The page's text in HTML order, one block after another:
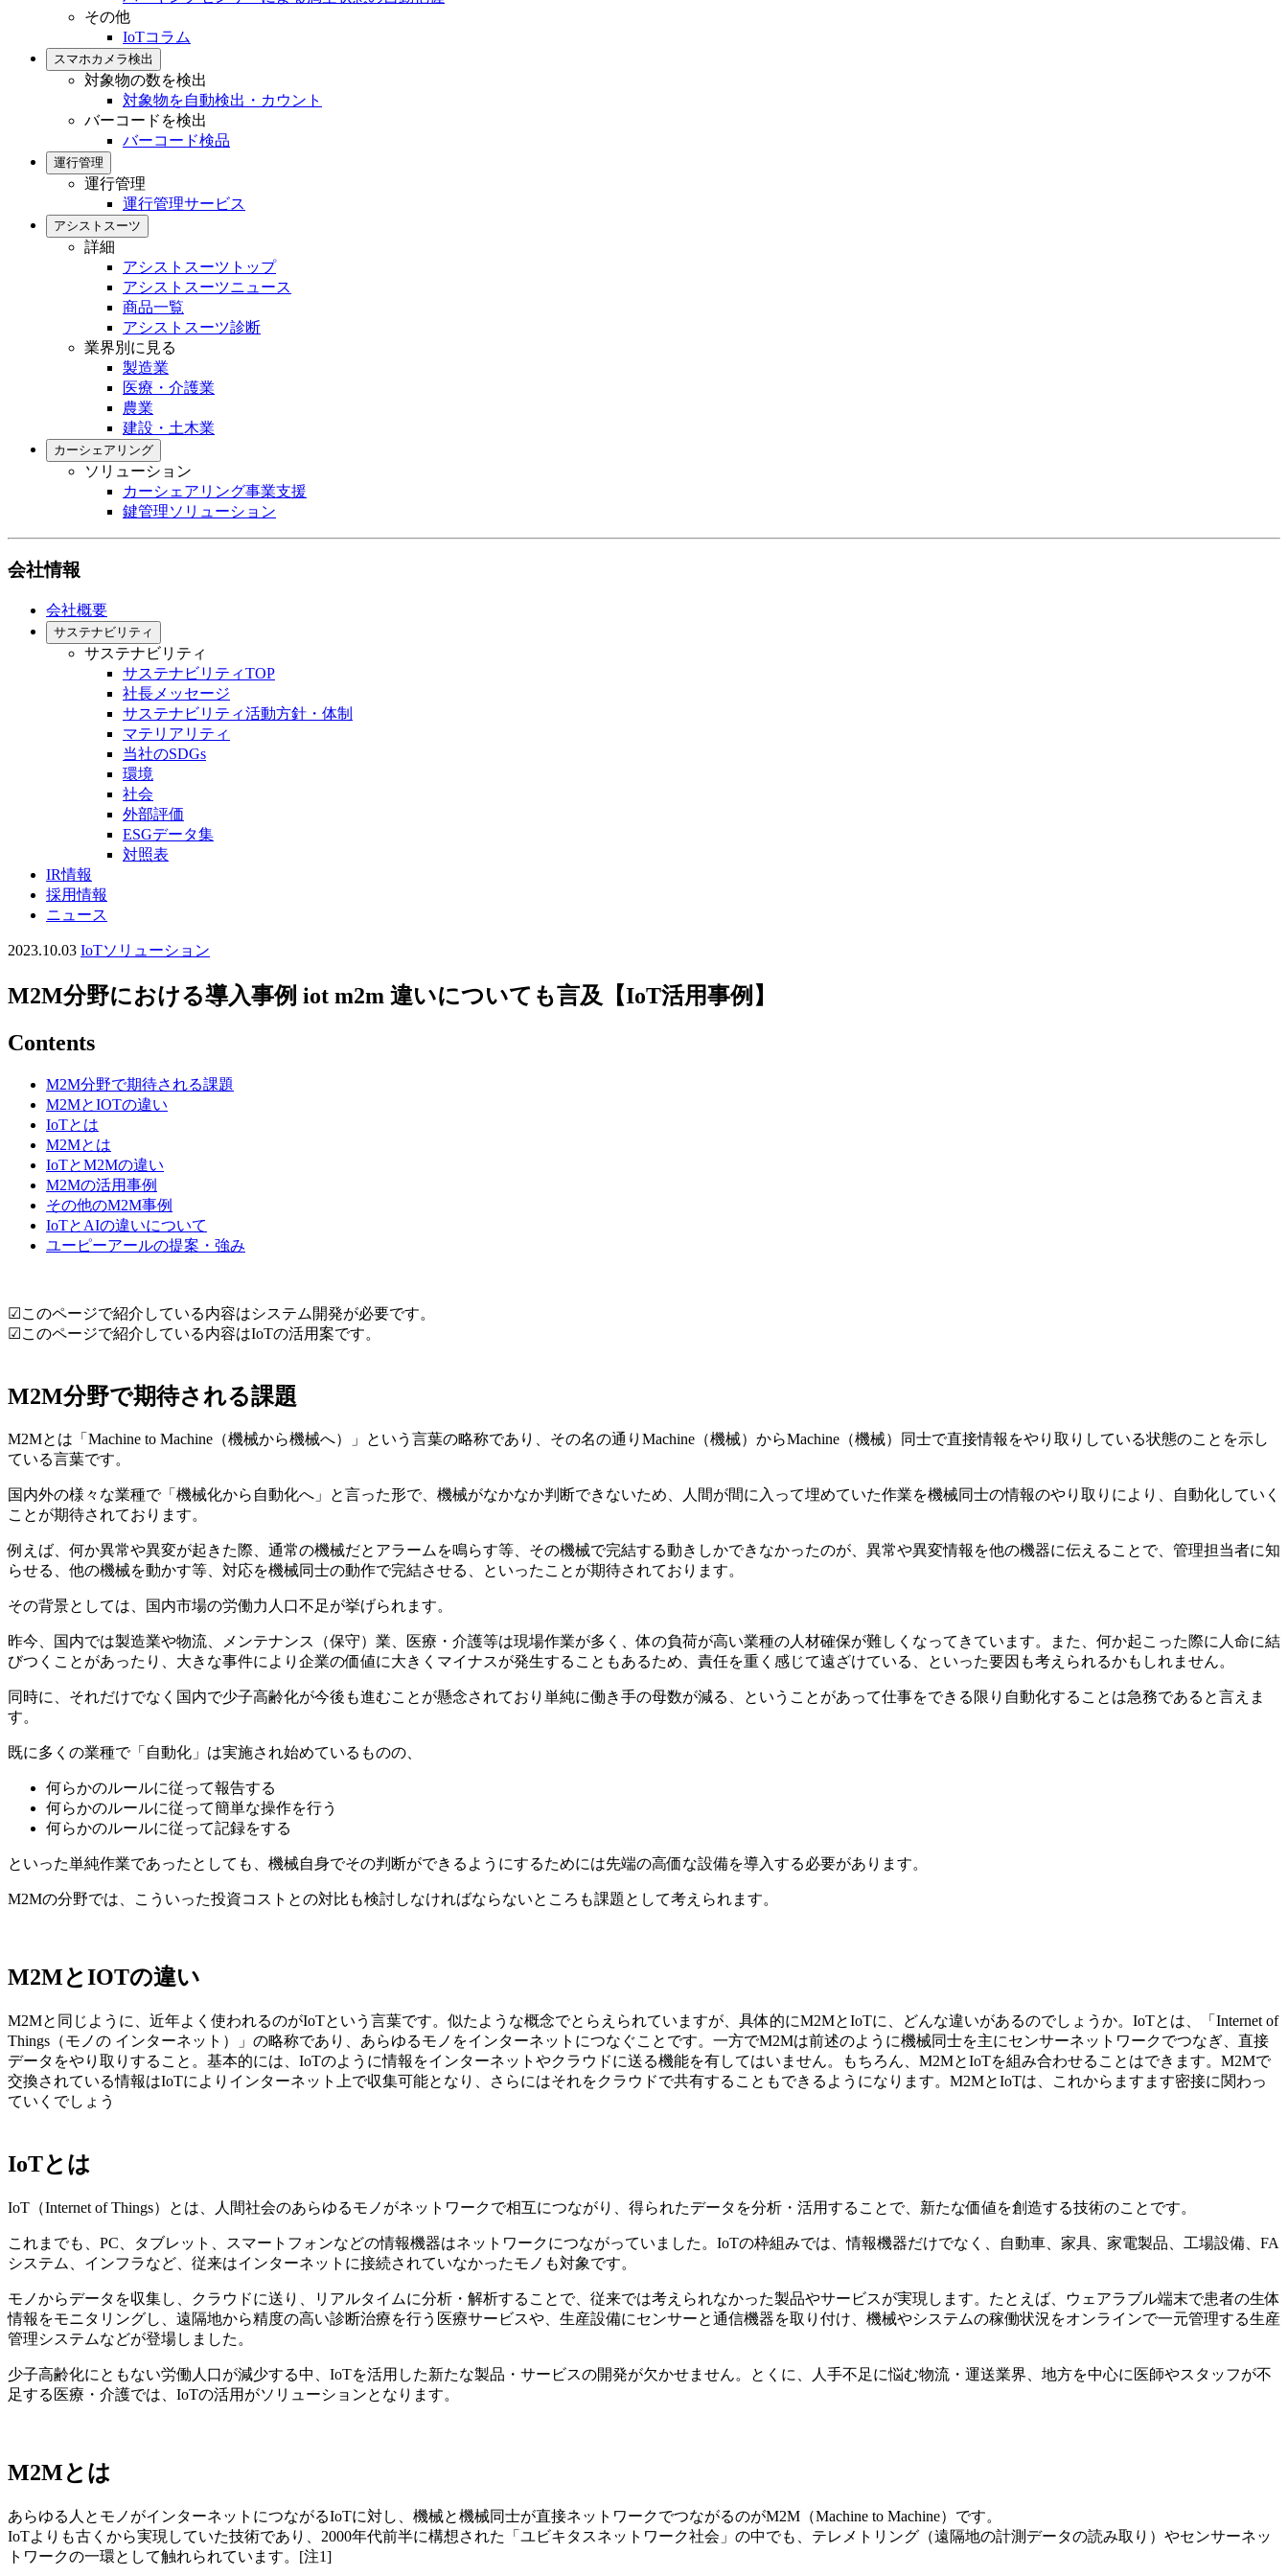
その他
IoTコラム
スマホカメラ検出
対象物の数を検出
対象物を自動検出・カウント
バーコードを検出
バーコード検品
運行管理
運行管理
運行管理サービス
アシストスーツ
詳細
アシストスーツトップ
アシストスーツニュース
商品一覧
アシストスーツ診断
業界別に見る
製造業
医療・介護業
農業
建設・土木業
カーシェアリング
ソリューション
カーシェアリング事業支援
鍵管理ソリューション
会社情報
会社概要
サステナビリティ
サステナビリティ
サステナビリティTOP
社長メッセージ
サステナビリティ活動方針・体制
マテリアリティ
当社のSDGs
環境
社会
外部評価
ESGデータ集
対照表
IR情報
採用情報
ニュース
2023.10.03 IoTソリューション
M2M分野における導入事例 iot m2m 違いについても言及【IoT活用事例】
Contents
M2M分野で期待される課題
M2MとIOTの違い
IoTとは
M2Mとは
IoTとM2Mの違い
M2Mの活用事例
その他のM2M事例
IoTとAIの違いについて
ユーピーアールの提案・強み
☑このページで紹介している内容はシステム開発が必要です。
☑このページで紹介している内容はIoTの活用案です。
M2M分野で期待される課題
M2Mとは「Machine to Machine（機械から機械へ）」という言葉の略称であり、その名の通りMachine（機械）からMachine（機械）同士で直接情報をやり取りしている状態のことを示し
ている言葉です。
国内外の様々な業種で「機械化から自動化へ」と言った形で、機械がなかなか判断できないため、人間が間に入って埋めていた作業を機械同士の情報のやり取りにより、自動化していく
ことが期待されております。
例えば、何か異常や異変が起きた際、通常の機械だとアラームを鳴らす等、その機械で完結する動きしかできなかったのが、異常や異変情報を他の機器に伝えることで、管理担当者に知
らせる、他の機械を動かす等、対応を機械同士の動作で完結させる、といったことが期待されております。
その背景としては、国内市場の労働力人口不足が挙げられます。
昨今、国内では製造業や物流、メンテナンス（保守）業、医療・介護等は現場作業が多く、体の負荷が高い業種の人材確保が難しくなってきています。また、何か起こった際に人命に結
びつくことがあったり、大きな事件により企業の価値に大きくマイナスが発生することもあるため、責任を重く感じて遠ざけている、といった要因も考えられるかもしれません。
同時に、それだけでなく国内で少子高齢化が今後も進むことが懸念されており単純に働き手の母数が減る、ということがあって仕事をできる限り自動化することは急務であると言えま
す。
既に多くの業種で「自動化」は実施され始めているものの、
何らかのルールに従って報告する
何らかのルールに従って簡単な操作を行う
何らかのルールに従って記録をする
といった単純作業であったとしても、機械自身でその判断ができるようにするためには先端の高価な設備を導入する必要があります。
M2Mの分野では、こういった投資コストとの対比も検討しなければならないところも課題として考えられます。
M2MとIOTの違い
M2Mと同じように、近年よく使われるのがIoTという言葉です。似たような概念でとらえられていますが、具体的にM2MとIoTに、どんな違いがあるのでしょうか。IoTとは、「Internet of
Things（モノの インターネット）」の略称であり、あらゆるモノをインターネットにつなぐことです。一方でM2Mは前述のように機械同士を主にセンサーネットワークでつなぎ、直接
データをやり取りすること。基本的には、IoTのように情報をインターネットやクラウドに送る機能を有してはいません。もちろん、M2MとIoTを組み合わせることはできます。M2Mで
交換されている情報はIoTによりインターネット上で収集可能となり、さらにはそれをクラウドで共有することもできるようになります。M2MとIoTは、これからますます密接に関わっ
ていくでしょう
IoTとは
IoT（Internet of Things）とは、人間社会のあらゆるモノがネットワークで相互につながり、得られたデータを分析・活用することで、新たな価値を創造する技術のことです。
これまでも、PC、タブレット、スマートフォンなどの情報機器はネットワークにつながっていました。IoTの枠組みでは、情報機器だけでなく、自動車、家具、家電製品、工場設備、FA
システム、インフラなど、従来はインターネットに接続されていなかったモノも対象です。
モノからデータを収集し、クラウドに送り、リアルタイムに分析・解析することで、従来では考えられなかった製品やサービスが実現します。たとえば、ウェアラブル端末で患者の生体
情報をモニタリングし、遠隔地から精度の高い診断治療を行う医療サービスや、生産設備にセンサーと通信機器を取り付け、機械やシステムの稼働状況をオンラインで一元管理する生産
管理システムなどが登場しました。
少子高齢化にともない労働人口が減少する中、IoTを活用した新たな製品・サービスの開発が欠かせません。とくに、人手不足に悩む物流・運送業界、地方を中心に医師やスタッフが不
足する医療・介護では、IoTの活用がソリューションとなります。
M2Mとは
あらゆる人とモノがインターネットにつながるIoTに対し、機械と機械同士が直接ネットワークでつながるのがM2M（Machine to Machine）です。
IoTよりも古くから実現していた技術であり、2000年代前半に構想された「ユビキタスネットワーク社会」の中でも、テレメトリング（遠隔地の計測データの読み取り）やセンサーネッ
トワークの一環として触れられています。[注1]